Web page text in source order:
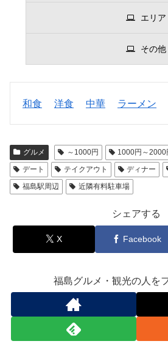
エリア
その他
和食 洋食 中華 ラーメン
グルメ ～1000円 1000円～2000
デート
テイクアウト ディナー
福島駅周辺
近隣有料駐車場
シェアする
X Facebook
福島グルメ・観光の人を